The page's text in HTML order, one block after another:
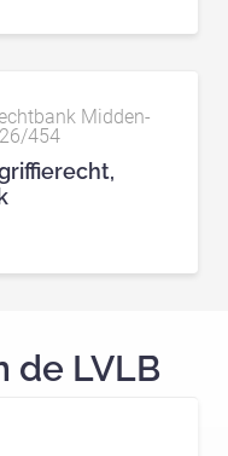
Midden-
454
de LVLB